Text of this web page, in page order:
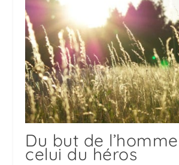
Du but de
celui du héros